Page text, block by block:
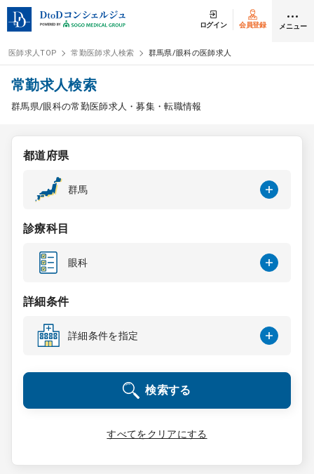
ログイン 会員登録 メニュー
ログイン
医師求人
常勤検索
スポット検索
DtoDの転職・
コンサルタント
成功事例
転職ノウハウ
受付時間 9:00 ～ 18:00（平日）
医師求人TOP 常勤医師求人検索 群馬県/眼科の医師求人
常勤求人検索
群馬県/眼科の常勤医師求人・募集・転職情報
都道府県
群馬
診療科目
眼科
詳細条件
詳細条件を指定
検索する
すべてをクリアにする